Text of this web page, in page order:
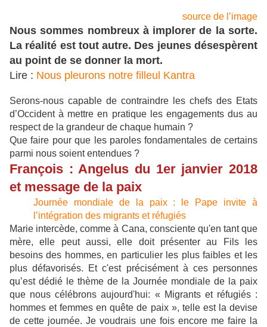
source de l’image
Nous sommes nombreux à implorer de la sorte.
La réalité est tout autre. Des jeunes désespèrent
au point de se donner la mort.
Lire : Nous pleurons notre filleul Kantra
Serons-nous capable de contraindre les chefs des Etats
d’Occident à mettre en pratique les engagements dus au
respect de la grandeur de chaque humain ?
Que faire pour que les paroles fondamentales de certains
parmi nous soient entendues ?
François : Angelus du 1er janvier 2018
et message de la paix
Journée mondiale de la paix : le Pape invite à
l’intégration des migrants et réfugiés
Marie intercède, comme à Cana, consciente qu'en tant que
mère, elle peut aussi, elle doit présenter au Fils les
besoins des hommes, en particulier les plus faibles et les
plus défavorisés. Et c'est précisément à ces personnes
qu’est dédié le thème de la Journée mondiale de la paix
que nous célébrons aujourd'hui: « Migrants et réfugiés :
hommes et femmes en quête de paix », telle est la devise
de cette journée. Je voudrais une fois encore me faire la